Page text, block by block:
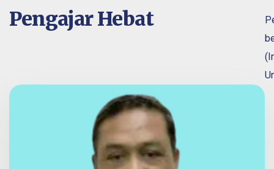
Pengajar Hebat